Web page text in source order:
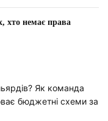
хто немає права
Як команда
бюджетні схеми за